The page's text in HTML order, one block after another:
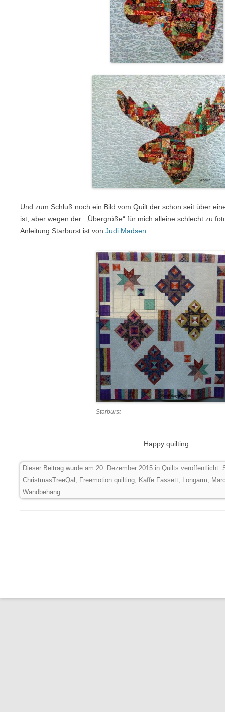
Und zum Schluß noch ein Bild vom Quilt der schon seit über
ist, aber wegen der „Übergröße“ für mich alleine schlecht zu
Anleitung Starburst ist von Judi Madsen
Starburst
Happy quilting.
Dieser Beitrag wurde am 20. Dezember 2015 in Quilts veröffentlicht.
ChristmasTreeQal , Freemotion quilting, Kaffe Fassett, Longarm,
Wandbehang.